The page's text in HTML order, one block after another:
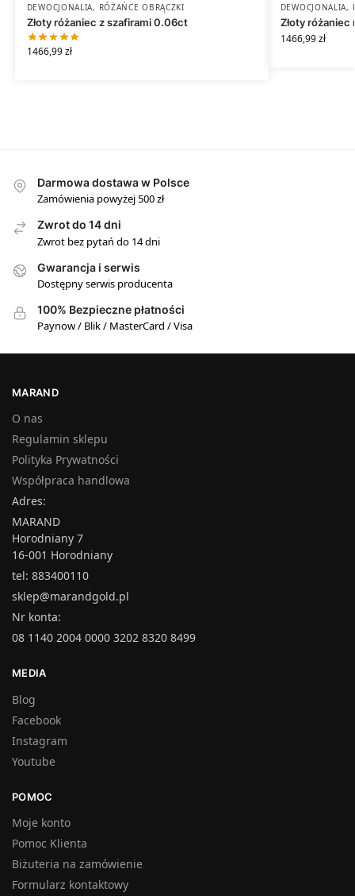
DEWOCJONALIA, RÓŻAŃCE OBRĄCZKI
Złoty różaniec z szafirami 0.06ct
1466,99zł
DEWOCJONALIA,
Złoty różaniec
1466,99zł
Darmowa dostawa w Polsce
Zamówienia powyżej 500 zł
Zwrot do 14 dni
Zwrot bez pytań do 14 dni
Gwarancja i serwis
Dostępny serwis producenta
100% Bezpieczne płatności
Paynow / Blik / MasterCard / Visa
MARAND
O nas
Regulamin sklepu
Polityka Prywatności
Współpraca handlowa
Adres:
MARAND
Horodniany 7
16-001 Horodniany
tel: 883400110
sklep@marandgold.pl
Nr konta:
08 1140 2004 0000 3202 8320 8499
MEDIA
Blog
Facebook
Instagram
Youtube
POMOC
Moje konto
Pomoc Klienta
Biżuteria na zamówienie
Formularz kontaktowy